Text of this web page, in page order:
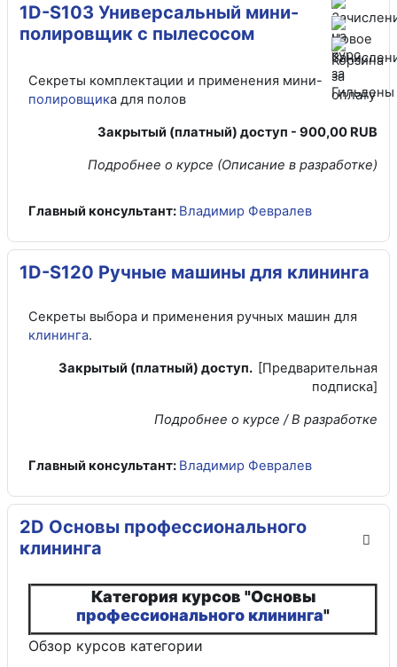
1D-S103 Универсальный мини-
полировщик с пылесосом
Секреты комплектации и применения мини-
полировщика для полов
Закрытый (платный) доступ - 900,00 RUB
Подробнее о курсе (Описание в разработке)
Главный консультант: Владимир Февралев
1D-S120 Ручные машины для клининга
Секреты выбора и применения ручных машин для
клининга.
Закрытый (платный) доступ. [Предварительная
подписка]
Подробнее о курсе / В разработке
Главный консультант: Владимир Февралев
2D Основы профессионального
клининга
Категория курсов "Основы
профессионального клининга"
Обзор курсов категории